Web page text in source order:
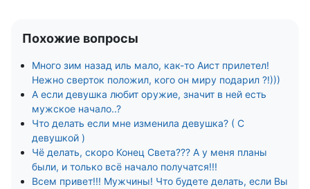
Похожие вопросы
Много зим назад иль мало, как-то Аист прилетел!
Нежно сверток положил, кого он миру подарил ?!)))
А если девушка любит оружие, значит в ней есть
мужское начало..?
Что делать если мне изменила девушка? ( С
девушкой )
Чё делать, скоро Конец Света??? А у меня планы
были, и только всё начало получатся!!!
Всем привет!!! Мужчины! Что будете делать, если Вы